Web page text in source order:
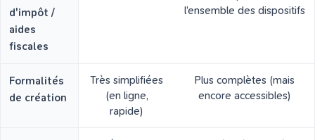
d'impôt /
aides
fiscales
l’ensemble des dispositifs
Formalités
de création
Très simplifiées
(en ligne,
rapide)
Plus complètes (mais
encore accessibles)